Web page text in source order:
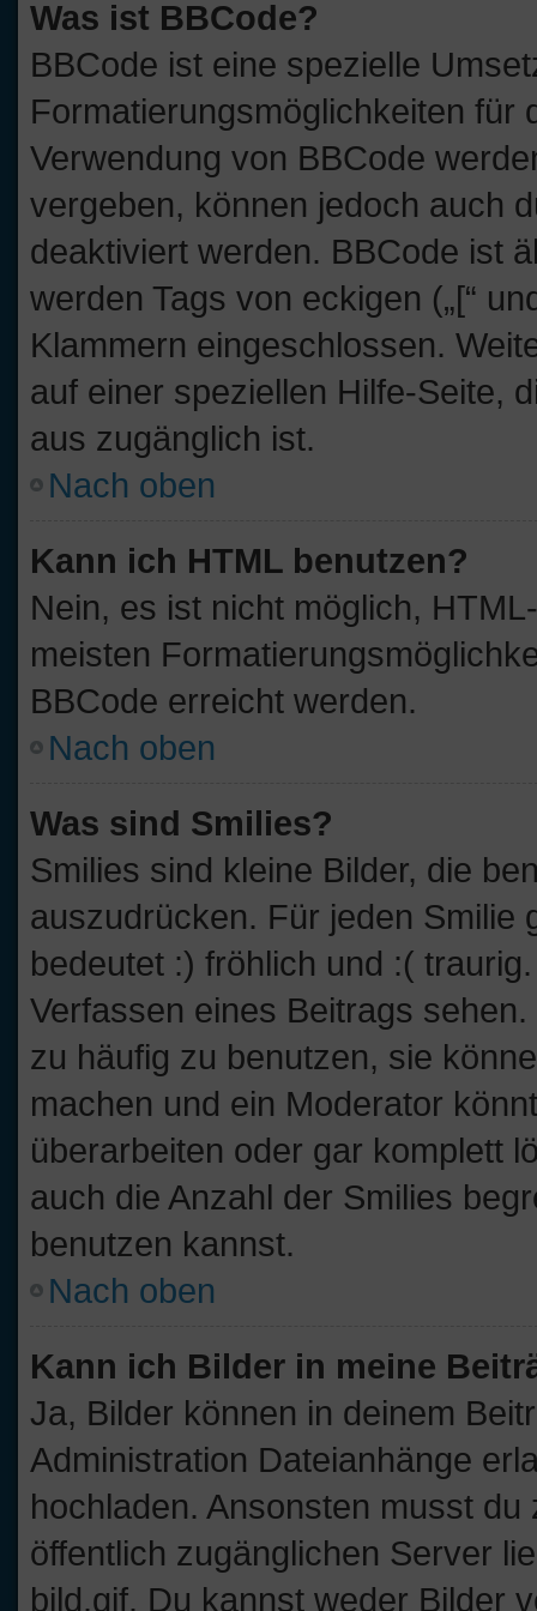
Was ist BBCode?
BBCode ist eine spezielle
Formatierungsmöglichkeiten für
Verwendung von BBCode
vergeben, können jedoch auch
deaktiviert werden. BBCode ist
werden Tags von eckigen („[“
Klammern eingeschlossen.
auf einer speziellen Hilfe-Seite,
aus zugänglich ist.
Nach oben
Kann ich HTML benutzen?
Nein, es ist nicht möglich,
meisten
BBCode erreicht werden.
Nach oben
Was sind Smilies?
Smilies sind kleine Bilder, die
auszudrücken. Für jeden Smilie
bedeutet :) fröhlich und :(
Verfassen eines Beitrags
zu häufig zu benutzen, sie
machen und ein Moderator
überarbeiten oder gar komplett
auch die Anzahl der Smilies
benutzen kannst.
Nach oben
Kann ich Bilder in meine
Ja, Bilder können in deinem
Administration Dateianhänge
hochladen. Ansonsten musst
öffentlich zugänglichen Server
bild.gif. Du kannst weder Bilder